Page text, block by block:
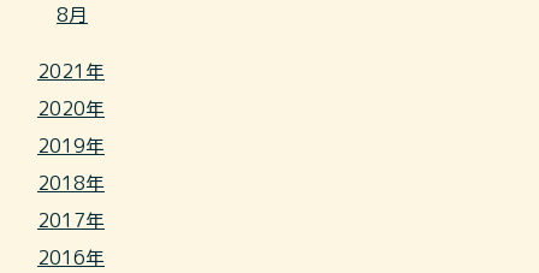
8月
2021年
2020年
2019年
2018年
2017年
2016年